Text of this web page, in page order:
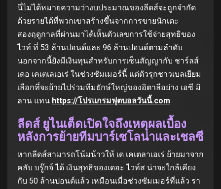
นี่ไม่ได้หมายความว่างบประมาณของลีดส์จะถูกจํากัด
ด้วยรายได้ที่พวกเขาสร้างขึ้นจากการขายนักเตะ
สองฤดูกาลที่ผ่านมาได้เห็นตัวเลขการใช้จ่ายสุทธิของ
ไวท์ ที่ 53 ล้านปอนด์และ 96 ล้านปอนด์ตามลําดับ
นอกจากนี้ยังมีเงินทุนสําหรับการเซ็นสัญญากับ ชาร์ลส์
เดอ เคเตเลเอเร่ ในช่วงซัมเมอร์นี้ แต่ตัวรุกชาวเบลเยียม
เลือกที่จะย้ายไปร่วมทีมยักษ์ใหญ่ของอิตาลีอย่าง เอซี มิ
ลาน แทน https://โปรแกรมฟุตบอลวันนี้.com
ลีดส์ ยูไนเต็ดเปิดใจถึงเหตุผลเบื้อง
หลังการย้ายทีมบาร์เซโลน่าและเชลซี
หากลีดส์สามารถโน้มน้าวให้ เด เคเตลาเอเร่ ย้ายมาจาก
คลับ บรู๊กจ์ ได้ เงินสุทธิของเดอะ ไวท์ส น่าจะใกล้เคียง
กับ 50 ล้านปอนด์แล้ว เหมือนเมื่อช่วงซัมเมอร์ที่แล้ว รา